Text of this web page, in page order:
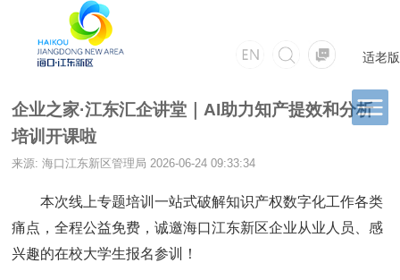
适老版
企业之家·江东汇企讲堂｜AI助力知产提效和分析
培训开课啦
来源: 海口江东新区管理局 2026-06-24 09:33:34
本次线上专题培训一站式破解知识产权数字化工作各类
痛点，全程公益免费，诚邀海口江东新区企业从业人员、感
兴趣的在校大学生报名参训！